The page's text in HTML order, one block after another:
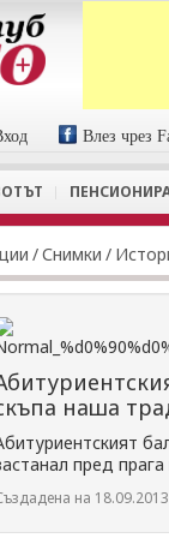
Влез чрез
/Снимки /
наша
пред
на